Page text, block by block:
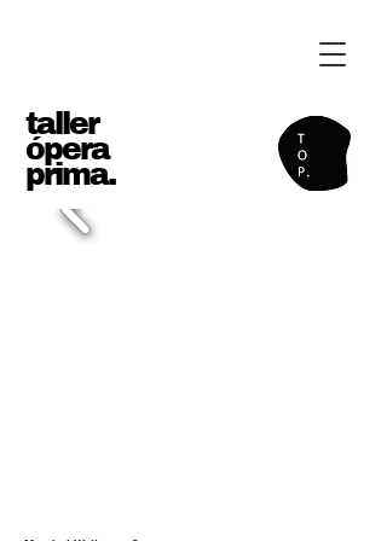
taller
ópera
prima.